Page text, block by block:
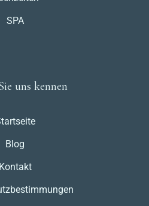
SPA
uns kennen
Blog
Kontakt